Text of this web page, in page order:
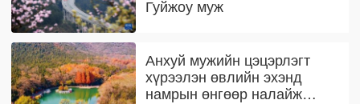
Гуйжоу муж
Анхуй мужийн цэцэрлэгт
хүрээлэн өвлийн эхэнд
намрын өнгөөр налайж